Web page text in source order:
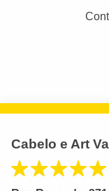
Cabelo e Art